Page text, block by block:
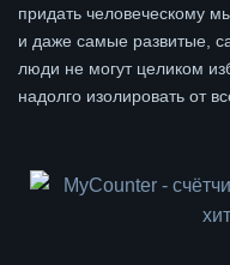
придать человеческому
и даже самые развитые,
люди не могут целиком
надолго изолировать от